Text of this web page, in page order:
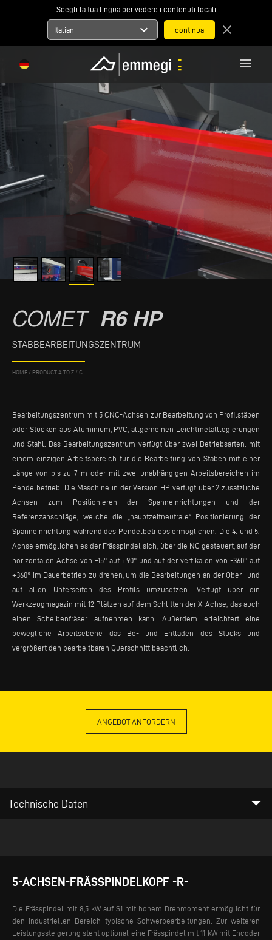
Scegli la tua lingua per vedere i contenuti locali
Italian expand_more close
menu
COMET R6 HP
STABBEARBEITUNGSZENTRUM
HOME / PRODUCT A TO Z / C
Bearbeitungszentrum mit 5 CNC-Achsen zur Bearbeitung von Profilstäben
oder Stücken aus Aluminium, PVC, allgemeinen Leichtmetalllegierungen
und Stahl. Das Bearbeitungszentrum verfügt über zwei Betriebsarten: mit
einem einzigen Arbeitsbereich für die Bearbeitung von Stäben mit einer
Länge von bis zu 7 m oder mit zwei unabhängigen Arbeitsbereichen im
Pendelbetrieb. Die Maschine in der Version HP verfügt über 2 zusätzliche
Achsen zum Positionieren der Spanneinrichtungen und der
Referenzanschläge, welche die „hauptzeitneutrale“ Positionierung der
Spanneinrichtung während des Pendelbetriebs ermöglichen. Die 4. und 5.
Achse ermöglichen es der Frässpindel sich, über die NC gesteuert, auf der
horizontalen Achse von –15° auf +90° und auf der vertikalen von -360° auf
+360° im Dauerbetrieb zu drehen, um die Bearbeitungen an der Ober- und
auf allen Unterseiten des Profils umzusetzen. Verfügt über ein
Werkzeugmagazin mit 12 Plätzen auf dem Schlitten der X-Achse, das auch
einen Scheibenfräser aufnehmen kann. Außerdem erleichtert eine
bewegliche Arbeitsebene das Be- und Entladen des Stücks und
vergrößert den bearbeitbaren Querschnitt beachtlich.
ANGEBOT ANFORDERN
Technische Daten arrow_drop_down
5-ACHSEN-FRÄSSPINDELKOPF -R-
Die Frässpindel mit 8,5 kW auf S1 mit hohem Drehmoment ermöglicht für
den industriellen Bereich typische Schwerbearbeitungen. Zur weiteren
Leistungssteigerung steht optional eine Frässpindel mit 11 kW mit Encoder